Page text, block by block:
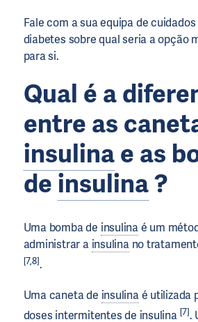
Fale com a sua equipa de
diabetes sobre qual seria a opção
para si.
Qual é a
entre as
insulina e as
de insulina?
Uma bomba de insulinaé um
administrar a insulina no
[7,8].
Uma caneta de insulina é utilizada
doses intermitentes de insulina [7].